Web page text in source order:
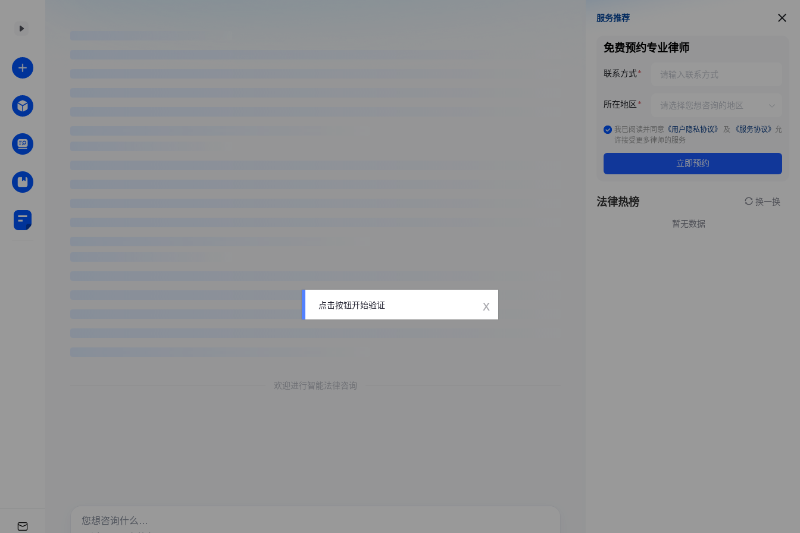
欢迎进行智能法律咨询
服务推荐
服务推荐
免费预约专业律师
联系方式
所在地区
我已阅读并同意 《用户隐私协议》 及 《服务协议》 允
许接受更多律师的服务
立即预约
法律热榜 换一换
暂无数据
点击按钮开始验证 x